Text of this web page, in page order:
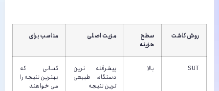
روش کاشت
سطح
هزینه
مزیت اصلی مناسب برای
SUT بالا
پیشرفته ترین
دستگاه، طبیعی
ترین نتیجه
کسانی که
بهترین نتیجه را
می خواهند